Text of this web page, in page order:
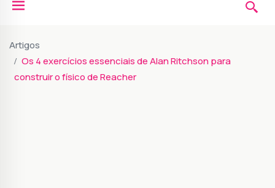
Artigos
Os 4 exercícios essenciais de Alan Ritchson para
construir o físico de Reacher